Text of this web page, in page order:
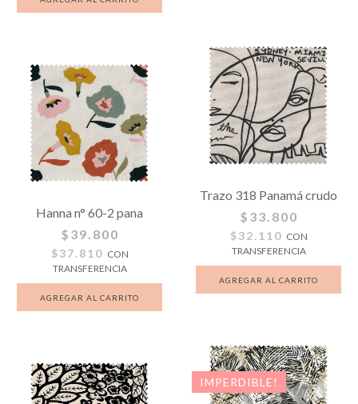
Hanna n° 60-2 pana
$39.800
$37.810 CON
TRANSFERENCIA
Trazo 318 Panamá crudo
$33.800
$32.110 CON
TRANSFERENCIA
IMPERDIBLE!